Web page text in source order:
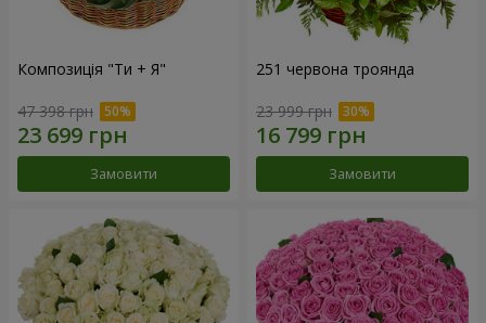
Композиція "Ти + Я"
47 398 грн
Замовити
251 червона троянда
23 999 грн
Замовити